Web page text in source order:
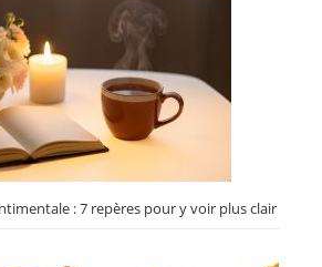
: 7 repères pour y voir plus clair